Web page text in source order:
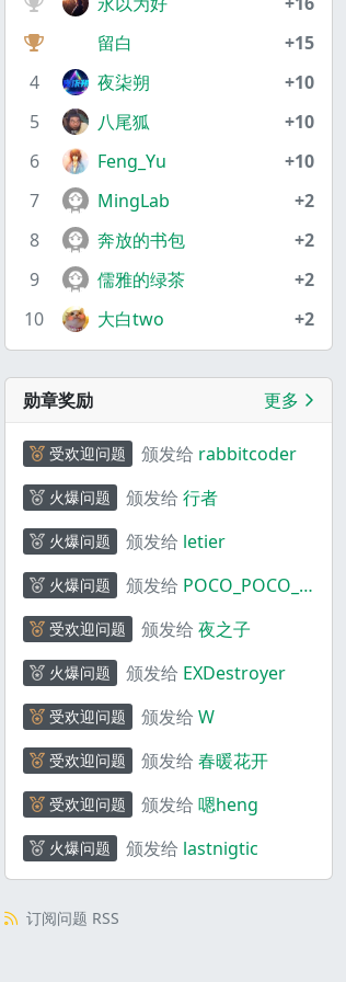
留白
+15
4
夜柒朔
+10
5
八尾狐
+10
6
Feng_Yu
+10
7
MingLab
+2
8
奔放的书包
+2
9
儒雅的绿茶
+2
10
大白two +2
勋章奖励 更多
受欢迎问题 颁发给 rabbitcoder
火爆问题 颁发给 行者
火爆问题 颁发给 letier
火爆问题 颁发给 POCO_POCO_P
受欢迎问题 颁发给 夜之子
火爆问题 颁发给 EXDestroyer
受欢迎问题 颁发给 W
受欢迎问题 颁发给 春暖花开
受欢迎问题 颁发给 嗯heng
火爆问题 颁发给 lastnigtic
订阅问题 RSS